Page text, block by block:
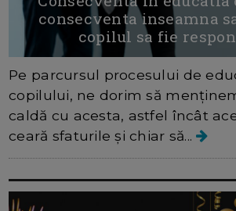
consecventa inseamna
copilul sa fie
Pe parcursul procesului de
copilului, ne dorim să
caldă cu acesta, astfel încât
ceară sfaturile și chiar să...